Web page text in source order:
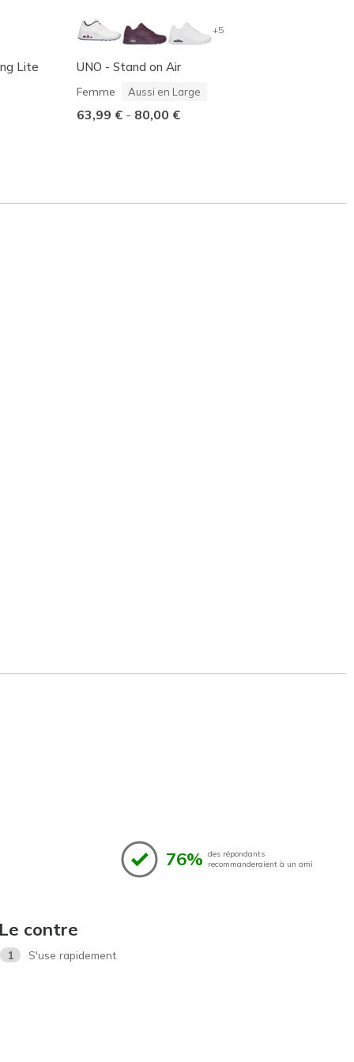
Lite
+5
UNO - Stand on Air
Femme Aussi en Large
63,99 € - 80,00 €
76% des répondants
recommanderaient à un ami
contre
1 S'use rapidement